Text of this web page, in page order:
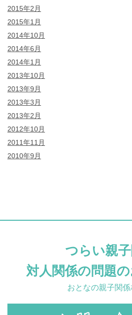
2015年2月
2015年1月
2014年10月
2014年6月
2014年1月
2013年10月
2013年9月
2013年3月
2013年2月
2012年10月
2011年11月
2010年9月
つらい親
対人関係の問題
おとなの親子関